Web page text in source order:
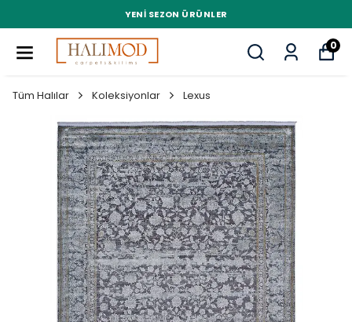
YENI SEZON ÜRÜNLER
0
Tüm Halılar Koleksiyonlar Lexus